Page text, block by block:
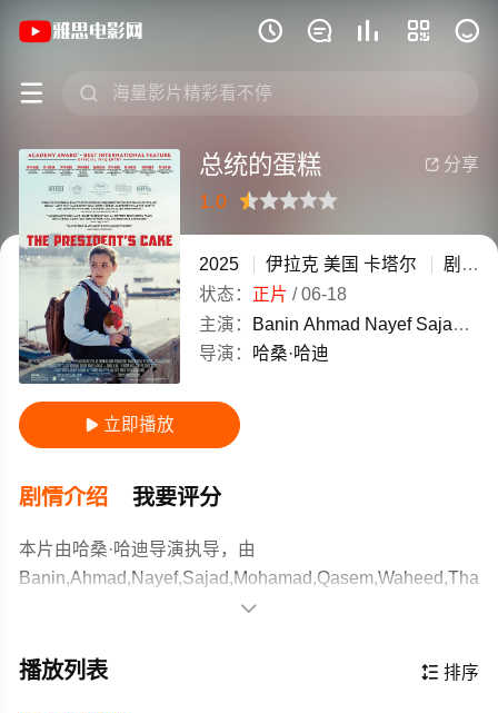
    
 
《总统的蛋糕》(2025)伊拉克 / 美国 /
 分享
总统的蛋糕
1.0
很差
较差还行推荐力荐
2025 伊拉克 美国 卡塔尔
剧情
状态： 正片 /06-18
主演：
Banin Ahmad Nayef Sajad
导演： 哈桑·哈迪
 立即播放
剧情介绍 我要评分
本片由哈桑·哈迪导演执导，由
等主演，故事情节跌岩起伏、扣人心弦，领广大剧情片爱
历军事及经济制裁，独裁者萨达姆无惧动乱，勒令全国为

 排序
播放列表